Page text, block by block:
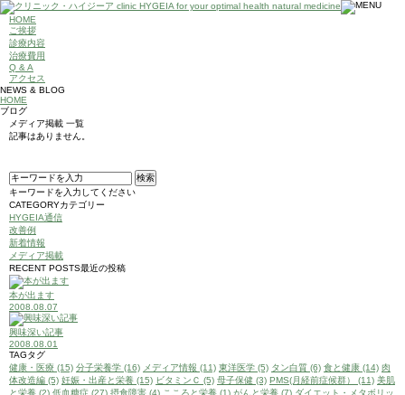
HOME
ご挨拶
診療内容
治療費用
Q & A
アクセス
NEWS & BLOG
HOME
ブログ
メディア掲載 一覧
記事はありません。
キーワードを入力してください
CATEGORYカテゴリー
HYGEIA通信
改善例
新着情報
メディア掲載
RECENT POSTS最近の投稿
本が出ます
2008.08.07
興味深い記事
2008.08.01
TAGタグ
健康・医療 (15) 分子栄養学 (16) メディア情報 (11) 東洋医学 (5) タン白質 (6) 食と健康 (14) 肉
体改造編 (5) 妊娠・出産と栄養 (15) ビタミンＣ (5) 母子保健 (3) PMS(月経前症候群） (11) 美肌
と栄養 (2) 低血糖症 (27) 摂食障害 (4) こころと栄養 (1) がんと栄養 (7) ダイエット・メタボリッ